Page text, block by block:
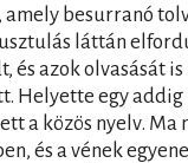
amely besurranó
láttán
és azok olvasását is
Helyette egy addig
a közös nyelv. Ma
és a vének